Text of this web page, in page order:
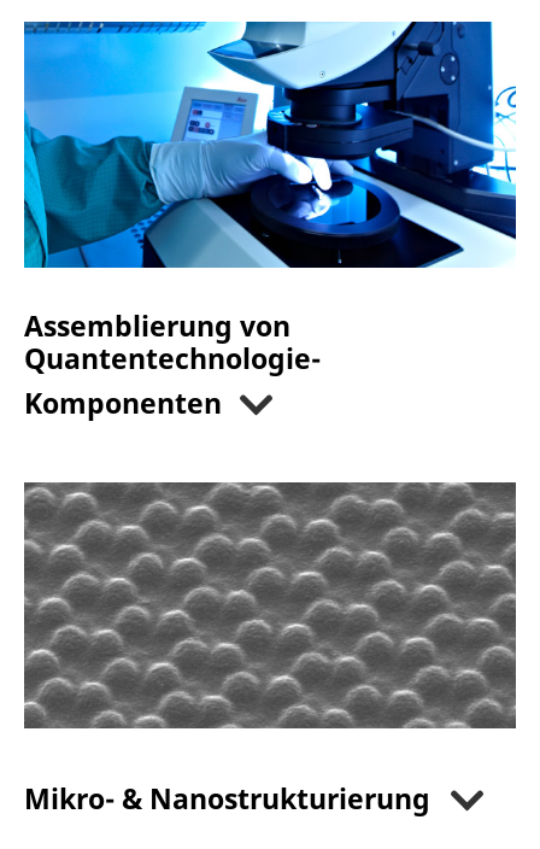
Assemblierung von
Quantentechnologie-
Komponenten
Mikro- & Nanostrukturierung